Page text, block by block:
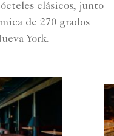
clásicos, junto
de 270 grados
York.